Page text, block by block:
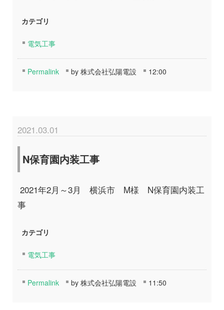
カテゴリ
電気工事
Permalink by 株式会社弘陽電設 12:00
2021.03.01
N保育園内装工事
2021年2月～3月 横浜市 M様 N保育園内装工
事
カテゴリ
電気工事
Permalink by 株式会社弘陽電設 11:50